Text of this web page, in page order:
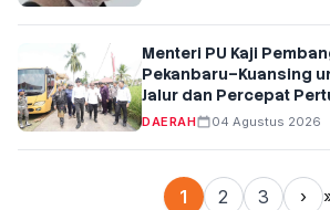
Menteri PU Kaji
Pekanbaru–Kuansing
Jalur dan Percepat
DAERAH 04 Agustus 2026
1 2 3 ›